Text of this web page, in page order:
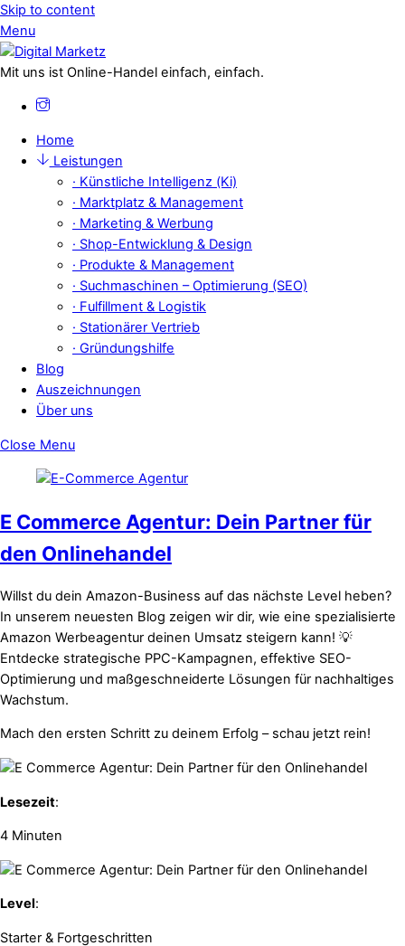
Skip to content
Menu
Mit uns ist Online-Handel einfach, einfach.
Home
Leistungen
· Künstliche Intelligenz (Ki)
· Marktplatz & Management
· Marketing & Werbung
· Shop-Entwicklung & Design
· Produkte & Management
· Suchmaschinen – Optimierung (SEO)
· Fulfillment & Logistik
· Stationärer Vertrieb
· Gründungshilfe
Blog
Auszeichnungen
Über uns
Close Menu
E Commerce Agentur: Dein Partner für
den Onlinehandel
Willst du dein Amazon-Business auf das nächste Level heben?
In unserem neuesten Blog zeigen wir dir, wie eine spezialisierte
Amazon Werbeagentur deinen Umsatz steigern kann! 💡
Entdecke strategische PPC-Kampagnen, effektive SEO-
Optimierung und maßgeschneiderte Lösungen für nachhaltiges
Wachstum.
Mach den ersten Schritt zu deinem Erfolg – schau jetzt rein!
Lesezeit:
4 Minuten
Level:
Starter & Fortgeschritten